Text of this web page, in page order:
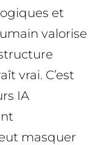
et
valorise
vrai. C’est
IA
masquer